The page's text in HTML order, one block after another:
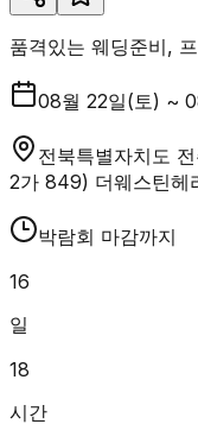
품격있는 웨딩준비,
08월 22일(토) ~
전북특별자치도
2가 849) 더웨스틴헤
박람회 마감까지
16
일
18
시간